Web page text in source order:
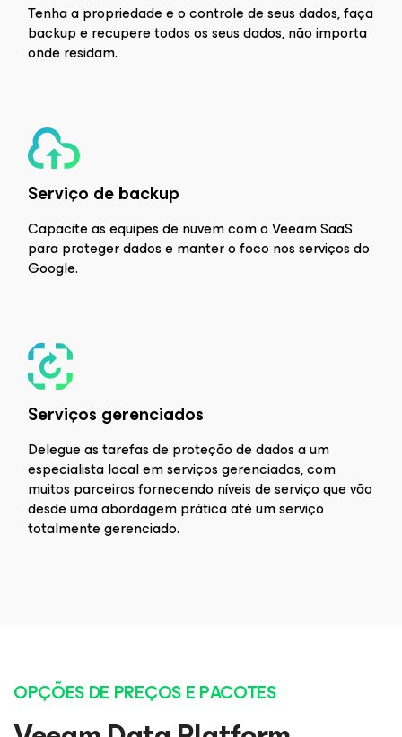
Tenha a propriedade e o controle de seus dados, faça
backup e recupere todos os seus dados, não importa
onde residam.
Serviço de backup
Capacite as equipes de nuvem com o Veeam SaaS
para proteger dados e manter o foco nos serviços do
Google.
Serviços gerenciados
Delegue as tarefas de proteção de dados a um
especialista local em serviços gerenciados, com
muitos parceiros fornecendo níveis de serviço que vão
desde uma abordagem prática até um serviço
totalmente gerenciado.
OPÇÕES DE PREÇOS E PACOTES